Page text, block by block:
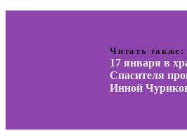
Читать также:
17 января в
Спасителя
Инной